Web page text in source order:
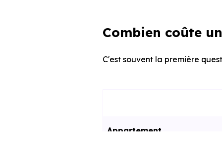
Combien coûte
C'est souvent la première
Appartement